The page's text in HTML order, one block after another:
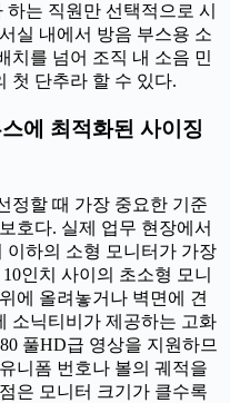
는 직원만 선택적으로 시
실 내에서 방음 부스용 소
치를 넘어 조직 내 소음 민
첫 단추라 할 수 있다.
에 최적화된 사이징
정할 때 가장 중요한 기준
호다. 실제 업무 현장에서
이하의 소형 모니터가 가장
인치 사이의 초소형 모니
에 올려놓거나 벽면에 견
소닉티비가 제공하는 고화
풀HD급 영상을 지원하므
니폼 번호나 볼의 궤적을
은 모니터 크기가 클수록